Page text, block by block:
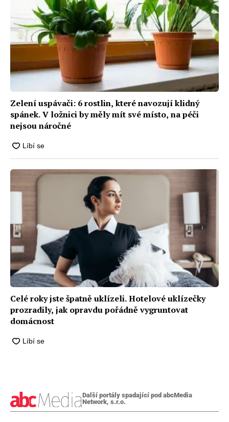
Zelení uspávači: 6 rostlin, které navozují klidný
spánek. V ložnici by měly mít své místo, na péči
nejsou náročné
Celé roky jste špatně uklízeli. Hotelové uklízečky
prozradily, jak opravdu pořádně vygruntovat
domácnost
Další portály spadající pod abcMedia
Network, s.r.o.